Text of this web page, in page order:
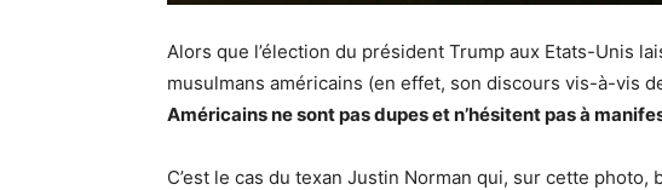
Alors que l’élection du président Trump aux Etats-Unis
musulmans américains (en effet, son discours vis-à-vis
Américains ne sont pas dupes et n’hésitent pas à
C’est le cas du texan Justin Norman qui, sur cette photo,